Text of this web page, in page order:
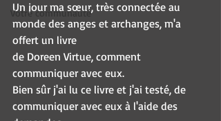
Votre communauté
Un jour ma sœur, très connectée au
monde des anges et archanges, m'a
offert un livre
de Doreen Virtue, comment
communiquer avec eux.
Bien sûr j'ai lu ce livre et j'ai testé, de
communiquer avec eux à l'aide des